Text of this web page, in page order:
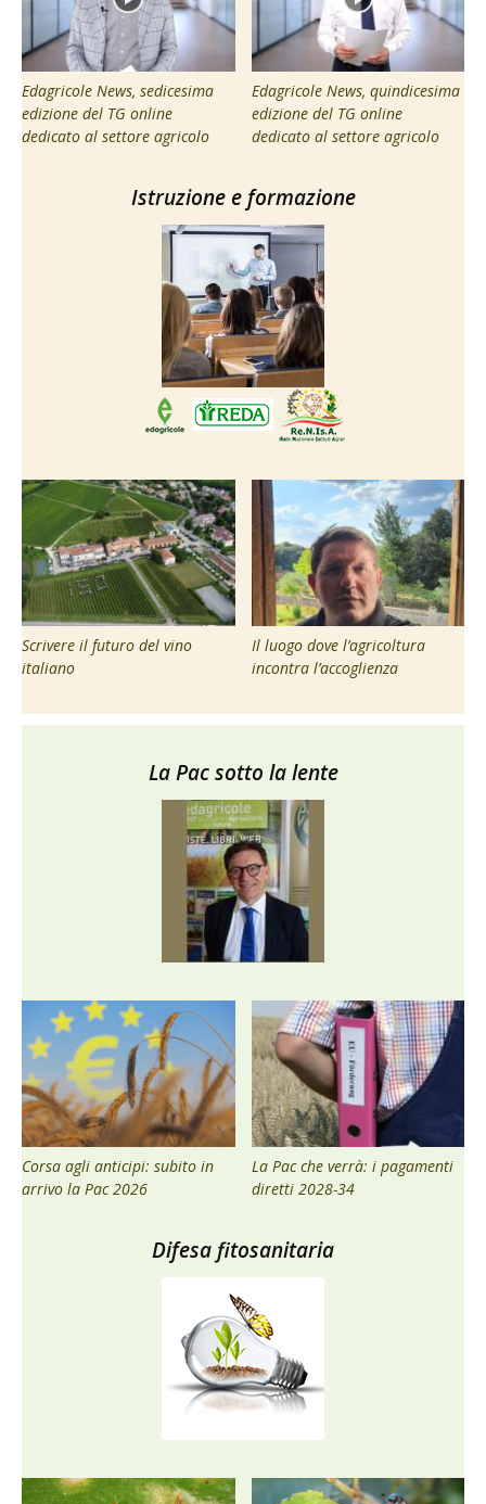
Edagricole News, sedicesima
edizione del TG online
dedicato al settore agricolo
Edagricole News, quindicesima
edizione del TG online
dedicato al settore agricolo
Istruzione e formazione
Scrivere il futuro del vino
italiano
Il luogo dove l’agricoltura
incontra l’accoglienza
La Pac sotto la lente
Corsa agli anticipi: subito in
arrivo la Pac 2026
La Pac che verrà: i pagamenti
diretti 2028-34
Difesa fitosanitaria